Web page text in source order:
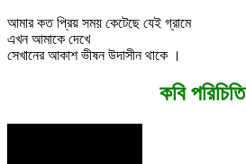
আমার কত প্রিয় সময় কেটেছে যেই গ্রামে
এখন আমাকে দেখে
সেখানের আকাশ ভীষন উদাসীন থাকে ।
কবি পরিচিতি